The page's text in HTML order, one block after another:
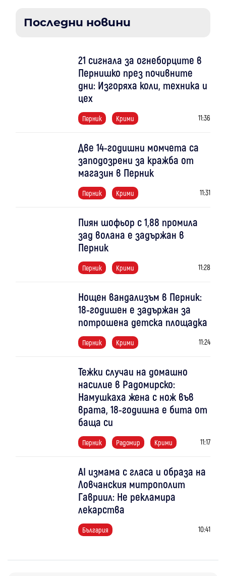
Последни новини
21 сигнала за огнеборците в
Пернишко през почивните
дни: Изгоряха коли, техника и
цех
Перник Крими 11:36
Две 14-годишни момчета са
заподозрени за кражба от
магазин в Перник
Перник Крими 11:31
Пиян шофьор с 1,88 промила
зад волана е задържан в
Перник
Перник Крими 11:28
Нощен вандализъм в Перник:
18-годишен е задържан за
потрошена детска площадка
Перник Крими 11:24
Тежки случаи на домашно
насилие в Радомирско:
Намушкаха жена с нож във
врата, 18-годишна е бита от
баща си
Перник Радомир Крими 11:17
AI измама с гласа и образа на
Ловчанския митрополит
Гавриил: Не рекламира
лекарства
България 10:41